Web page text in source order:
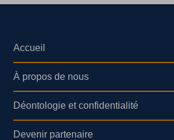
Accueil
À propos de nous
Déontologie et confidentialité
Devenir partenaire